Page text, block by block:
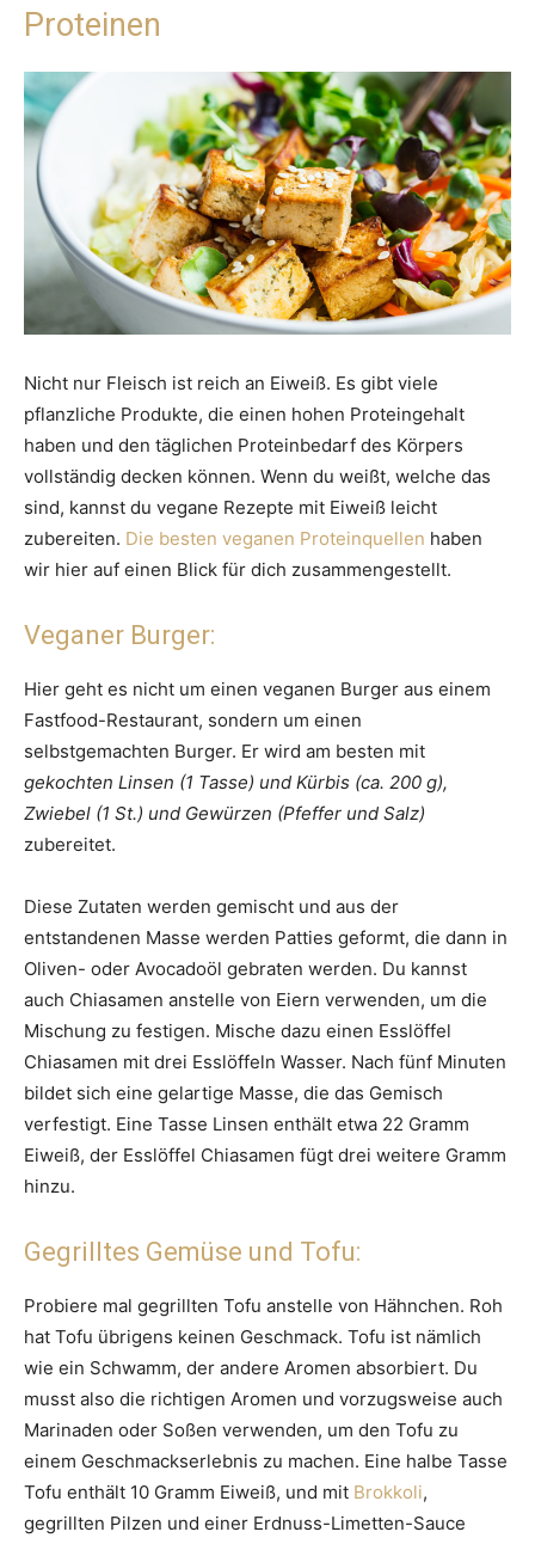
Proteinen
Nicht nur Fleisch ist reich an Eiweiß. Es gibt viele
pflanzliche Produkte, die einen hohen Proteingehalt
haben und den täglichen Proteinbedarf des Körpers
vollständig decken können. Wenn du weißt, welche das
sind, kannst du vegane Rezepte mit Eiweiß leicht
zubereiten. Die besten veganen Proteinquellen haben
wir hier auf einen Blick für dich zusammengestellt.
Veganer Burger:
Hier geht es nicht um einen veganen Burger aus einem
Fastfood-Restaurant, sondern um einen
selbstgemachten Burger. Er wird am besten mit
gekochten Linsen (1 Tasse) und Kürbis (ca. 200 g),
Zwiebel (1 St.) und Gewürzen (Pfeffer und Salz)
zubereitet.
Diese Zutaten werden gemischt und aus der
entstandenen Masse werden Patties geformt, die dann in
Oliven- oder Avocadoöl gebraten werden. Du kannst
auch Chiasamen anstelle von Eiern verwenden, um die
Mischung zu festigen. Mische dazu einen Esslöffel
Chiasamen mit drei Esslöffeln Wasser. Nach fünf Minuten
bildet sich eine gelartige Masse, die das Gemisch
verfestigt. Eine Tasse Linsen enthält etwa 22 Gramm
Eiweiß, der Esslöffel Chiasamen fügt drei weitere Gramm
hinzu.
Gegrilltes Gemüse und Tofu:
Probiere mal gegrillten Tofu anstelle von Hähnchen. Roh
hat Tofu übrigens keinen Geschmack. Tofu ist nämlich
wie ein Schwamm, der andere Aromen absorbiert. Du
musst also die richtigen Aromen und vorzugsweise auch
Marinaden oder Soßen verwenden, um den Tofu zu
einem Geschmackserlebnis zu machen. Eine halbe Tasse
Tofu enthält 10 Gramm Eiweiß, und mit Brokkoli,
gegrillten Pilzen und einer Erdnuss-Limetten-Sauce